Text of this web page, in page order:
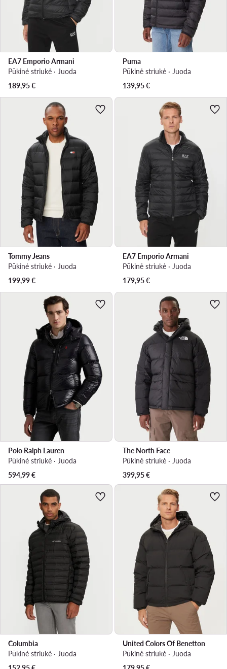
EA7 Emporio Armani
Pūkinė striukė · Juoda
189,95€
Puma
Pūkinė striukė · Juoda
139,95€
Tommy Jeans
Pūkinė striukė · Juoda
199,99€
EA7 Emporio Armani
Pūkinė striukė · Juoda
179,95€
Polo Ralph Lauren
Pūkinė striukė · Juoda
594,99€
The North Face
Pūkinė striukė · Juoda
399,95€
Columbia
Pūkinė striukė · Juoda
United Colors Of Benetton
Pūkinė striukė · Juoda